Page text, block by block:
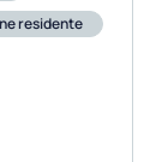
residente